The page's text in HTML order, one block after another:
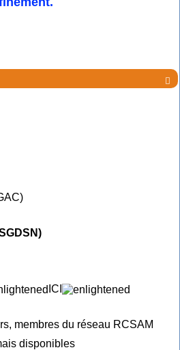

ICI
membres du réseau RCSAM
disponibles